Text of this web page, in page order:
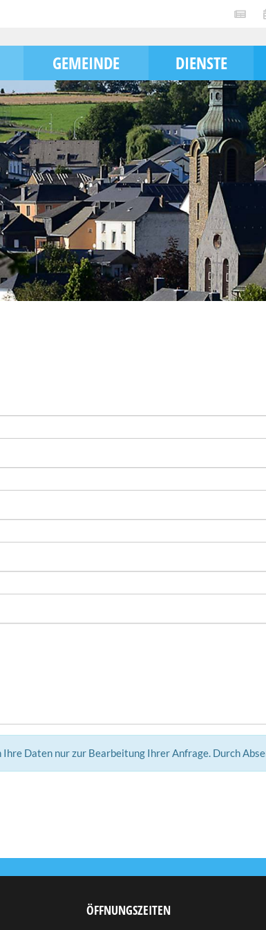
GEMEINDE DIENSTE
Daten nur zur Bearbeitung Ihrer Anfrage. Durch
ÖFFNUNGSZEITEN